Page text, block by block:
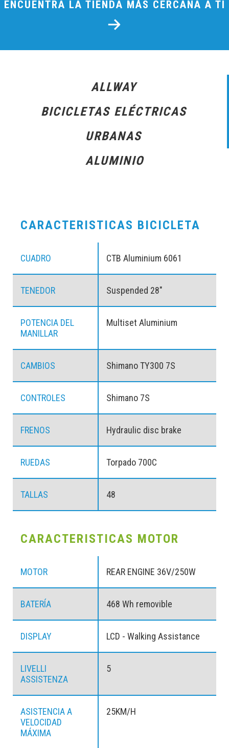
ENCUENTRA LA TIENDA MÁS CERCANA A TI
ALLWAY
BICICLETAS ELÉCTRICAS
URBANAS
ALUMINIO
CARACTERISTICAS BICICLETA
CUADRO CTB Aluminium 6061
TENEDOR Suspended 28″
POTENCIA DEL
MANILLAR
Multiset Aluminium
CAMBIOS Shimano TY300 7S
CONTROLES Shimano 7S
FRENOS Hydraulic disc brake
RUEDAS Torpado 700C
TALLAS 48
CARACTERISTICAS MOTOR
MOTOR REAR ENGINE 36V/250W
BATERÍA 468 Wh removible
DISPLAY LCD - Walking Assistance
LIVELLI
ASSISTENZA
5
ASISTENCIA A
VELOCIDAD
MÁXIMA
25KM/H